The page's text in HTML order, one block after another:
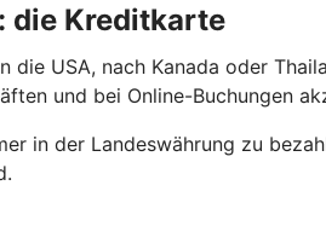
die Kreditkarte
die USA, nach Kanada oder
und bei Online-Buchungen
in der Landeswährung zu